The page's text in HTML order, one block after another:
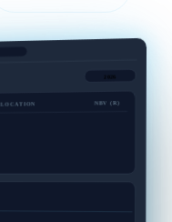
LOCATION NBV (R)